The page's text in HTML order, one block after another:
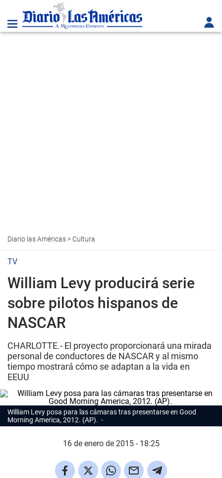
Diario las Américas> Cultura
TV
William Levy producirá serie
sobre pilotos hispanos de
NASCAR
CHARLOTTE.- El proyecto proporcionará una mirada
personal de conductores de NASCAR y al mismo
tiempo mostrará cómo se adaptan a la vida en
EEUU
William Levy posa para las cámaras tras presentarse en Good
Morning America, 2012. (AP).
16 de enero de 2015 - 18:25